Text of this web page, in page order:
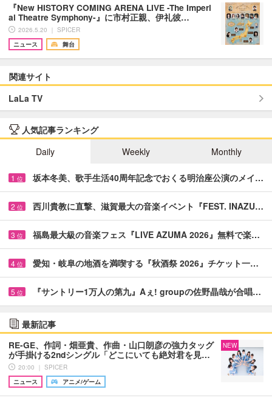
『New HISTORY COMING ARENA LIVE -The Imperi
al Theatre Symphony-』に市村正親、伊礼彼…
2026.5.20 ｜ SPICER
ニュース
舞台
関連サイト
LaLa TV
人気記事ランキング
Daily
Weekly Monthly
1 位 坂本冬美、歌手生活40周年記念でおくる明治座公演のメイ…
2 位 西川貴教に直撃、滋賀最大の音楽イベント『FEST. INAZU…
3 位 福島最大級の音楽フェス『LIVE AZUMA 2026』無料で楽…
4 位 愛知・岐阜の地酒を満喫する『秋酒祭 2026』チケット一…
5 位 『サントリー1万人の第九』Aぇ! groupの佐野晶哉が合唱…
最新記事
RE-GE、作詞・畑亜貴、作曲・山口朗彦の強力タッグ
が手掛ける2ndシングル「どこにいても絶対君を見…
20:00 ｜ SPICER
ニュース
アニメ/ゲーム
NEW